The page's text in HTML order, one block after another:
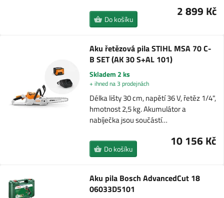
2 899 Kč
Do košíku
Aku řetězová pila STIHL MSA 70 C-
B SET (AK 30 S+AL 101)
Skladem 2 ks
+ ihned na 3 prodejnách
Délka lišty 30 cm, napětí 36 V, řetěz 1/4",
hmotnost 2,5 kg. Akumulátor a
nabíječka jsou součástí…
10 156 Kč
Do košíku
Aku pila Bosch AdvancedCut 18
06033D5101